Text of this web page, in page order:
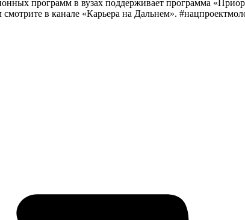
программ в вузах поддерживает программа
в канале «Карьера на Дальнем».